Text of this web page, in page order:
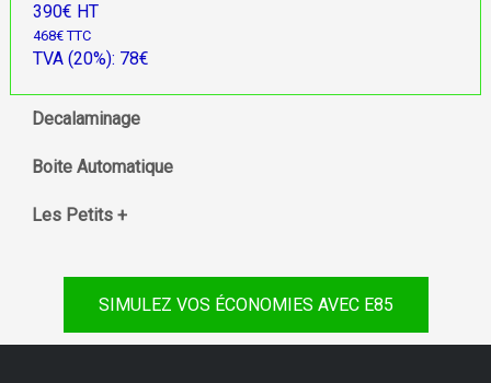
390€ HT
468€ TTC
TVA (20%): 78€
Decalaminage
Boite Automatique
Les Petits +
SIMULEZ VOS ÉCONOMIES AVEC E85